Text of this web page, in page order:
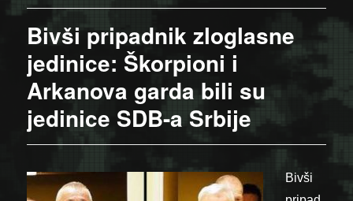
Bivši pripadnik zloglasne
jedinice: Škorpioni i
Arkanova garda bili su
jedinice SDB-a Srbije
Bivši